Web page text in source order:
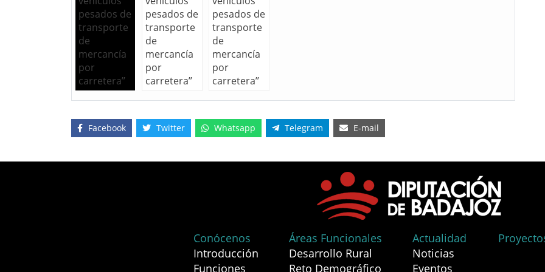
Facebook Twitter Whatsapp Telegram E-mail
Conócenos
Introducción
Funciones
Áreas Funcionales
Desarrollo Rural
Reto Demográfico
Actualidad
Noticias
Eventos